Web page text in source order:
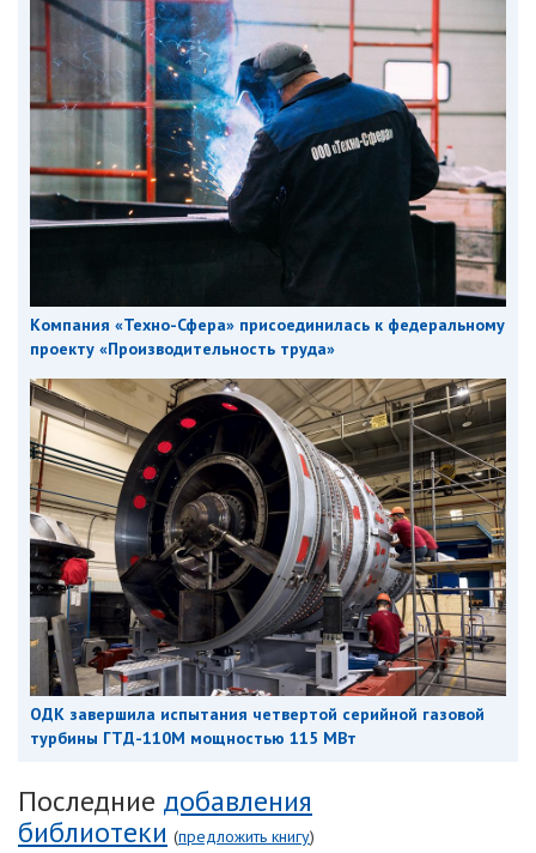
Компания «Техно-Сфера» присоединилась к федеральному
проекту «Производительность труда»
ОДК завершила испытания четвертой серийной газовой
турбины ГТД-110М мощностью 115 МВт
Последние добавления
библиотеки (предложить книгу)